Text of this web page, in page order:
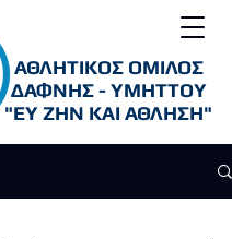
ΑΘΛΗΤΙΚΟΣ ΟΜΙΛΟΣ
ΔΑΦΝΗΣ - ΥΜΗΤΤΟΥ
"ΕΥ ΖΗΝ ΚΑΙ ΑΘΛΗΣΗ"